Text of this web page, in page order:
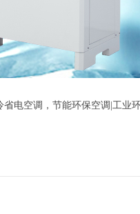
电空调，节能环保空调|工业